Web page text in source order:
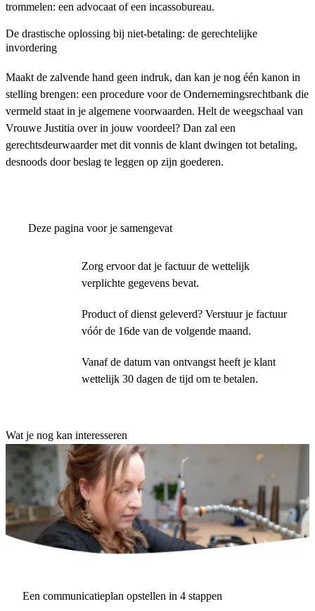
trommelen: een advocaat of een incassobureau.
De drastische oplossing bij niet-betaling: de gerechtelijke
invordering
Maakt de zalvende hand geen indruk, dan kan je nog één kanon in
stelling brengen: een procedure voor de Ondernemingsrechtbank die
vermeld staat in je algemene voorwaarden. Helt de weegschaal van
Vrouwe Justitia over in jouw voordeel? Dan zal een
gerechtsdeurwaarder met dit vonnis de klant dwingen tot betaling,
desnoods door beslag te leggen op zijn goederen.
Deze pagina voor je samengevat
Zorg ervoor dat je factuur de wettelijk
verplichte gegevens bevat.
Product of dienst geleverd? Verstuur je factuur
vóór de 16de van de volgende maand.
Vanaf de datum van ontvangst heeft je klant
wettelijk 30 dagen de tijd om te betalen.
Wat je nog kan interesseren
Een communicatieplan opstellen in 4 stappen